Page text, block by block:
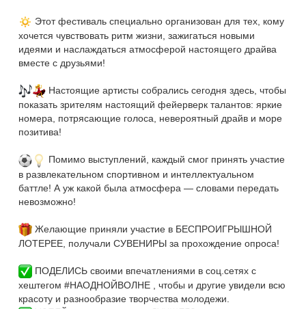
Этот фестиваль специально организован для тех, кому
хочется чувствовать ритм жизни, зажигаться новыми
идеями и наслаждаться атмосферой настоящего драйва
вместе с друзьями!
Настоящие артисты собрались сегодня здесь, чтобы
показать зрителям настоящий фейерверк талантов: яркие
номера, потрясающие голоса, невероятный драйв и море
позитива!
Помимо выступлений, каждый смог принять участие
в развлекательном спортивном и интеллектуальном
баттле! А уж какой была атмосфера — словами передать
невозможно!
Желающие приняли участие в БЕСПРОИГРЫШНОЙ
ЛОТЕРЕЕ, получали СУВЕНИРЫ за прохождение опроса!
ПОДЕЛИСЬ своими впечатлениями в соц.сетях с
хештегом #НАОДНОЙВОЛНЕ , чтобы и другие увидели всю
красоту и разнообразие творчества молодежи.